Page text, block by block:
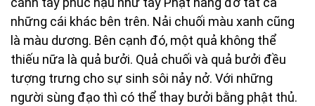
những cái khác bên trên. Nải chuối màu xanh cũng
là màu dương. Bên cạnh đó, một quả không thể
thiếu nữa là quả bưởi. Quả chuối và quả bưởi đều
tượng trưng cho sự sinh sôi nảy nở. Với những
người sùng đạo thì có thể thay bưởi bằng phật thủ.